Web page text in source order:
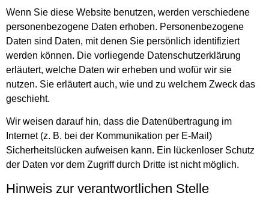
Wenn Sie diese Website benutzen, werden verschiedene
personenbezogene Daten erhoben. Personenbezogene
Daten sind Daten, mit denen Sie persönlich identifiziert
werden können. Die vorliegende Datenschutzerklärung
erläutert, welche Daten wir erheben und wofür wir sie
nutzen. Sie erläutert auch, wie und zu welchem Zweck das
geschieht.
Wir weisen darauf hin, dass die Datenübertragung im
Internet (z. B. bei der Kommunikation per E-Mail)
Sicherheitslücken aufweisen kann. Ein lückenloser Schutz
der Daten vor dem Zugriff durch Dritte ist nicht möglich.
Hinweis zur verantwortlichen Stelle